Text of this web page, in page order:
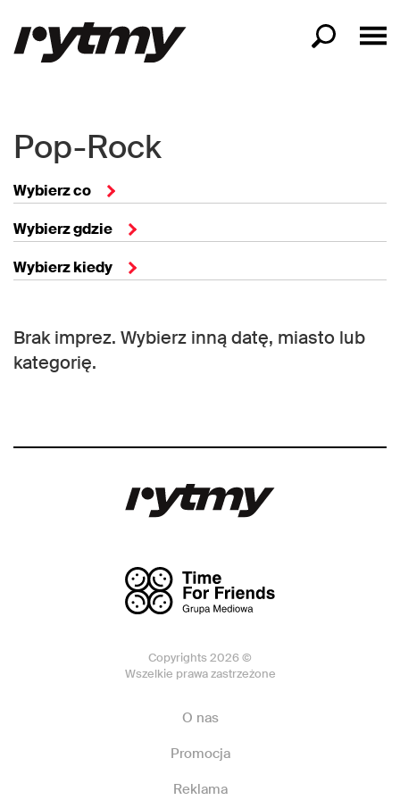
Pop-Rock
Wybierz co
Wybierz gdzie
Wybierz kiedy
Brak imprez. Wybierz inną datę, miasto lub
kategorię.
Copyrights 2026 ©
Wszelkie prawa zastrzeżone
O nas
Promocja
Reklama